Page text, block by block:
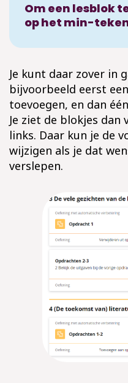
Je kunt daar zover in
bijvoorbeeld eerst
toevoegen, en dan
Je ziet de blokjes
links. Daar kun je de
wijzigen als je dat
verslepen.
Om een lesblok
op het min-